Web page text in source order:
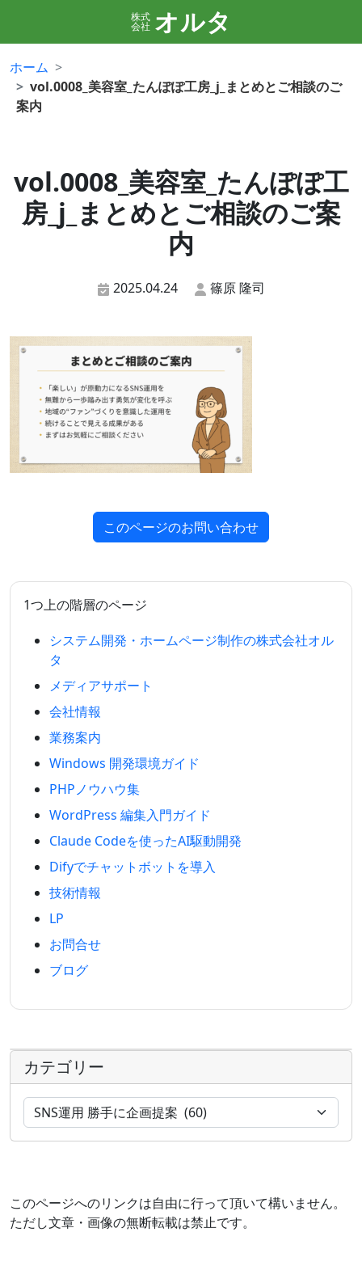
株式
会社 オルタ
ホーム
vol.0008_美容室_たんぽぽ工房_j_まとめとご相談のご
案内
vol.0008_美容室_たんぽぽ工
房_j_まとめとご相談のご案
内
2025.04.24 篠原 隆司
このページのお問い合わせ
1つ上の階層のページ
システム開発・ホームページ制作の株式会社オル
タ
メディアサポート
会社情報
業務案内
Windows 開発環境ガイド
PHPノウハウ集
WordPress 編集入門ガイド
Claude Codeを使ったAI駆動開発
Difyでチャットボットを導入
技術情報
LP
お問合せ
ブログ
カテゴリー
このページへのリンクは自由に行って頂いて構いません。
ただし文章・画像の無断転載は禁止です。